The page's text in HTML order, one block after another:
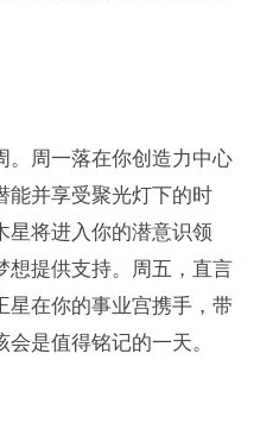
。周一落在你创造力中心
能并享受聚光灯下的时
星将进入你的潜意识领
想提供支持。周五，直言
星在你的事业宫携手，带
是值得铭记的一天。